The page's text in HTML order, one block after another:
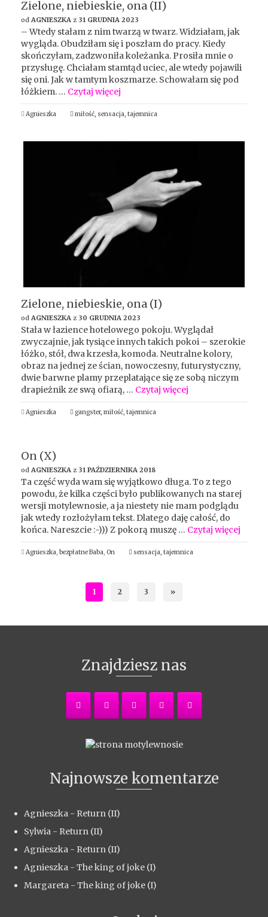
Zielone, niebieskie, ona (II)
od AGNIESZKA z 31 GRUDNIA 2023
– Wtedy stałam z nim twarzą w twarz. Widziałam, jak
wygląda. Obudziłam się i poszłam do pracy. Kiedy
skończyłam, zadzwoniła koleżanka. Prosiła mnie o
przysługę. Chciałam stamtąd uciec, ale wtedy pojawili
się oni. Jak w tamtym koszmarze. Schowałam się pod
łóżkiem. … Czytaj więcej
Agnieszka miłość, sensacja, tajemnica
Zielone, niebieskie, ona (I)
od AGNIESZKA z 30 GRUDNIA 2023
Stała w łazience hotelowego pokoju. Wyglądał
zwyczajnie, jak tysiące innych takich pokoi – szerokie
łóżko, stół, dwa krzesła, komoda. Neutralne kolory,
obraz na jednej ze ścian, nowoczesny, futurystyczny,
dwie barwne plamy przeplatające się ze sobą niczym
drapieżnik ze swą ofiarą, … Czytaj więcej
Agnieszka gangster, miłość, tajemnica
On (X)
od AGNIESZKA z 31 PAŹDZIERNIKA 2018
Ta część wyda wam się wyjątkowo długa. To z tego
powodu, że kilka części było publikowanych na starej
wersji motylewnosie, a ja niestety nie mam podglądu
jak wtedy rozłożyłam tekst. Dlatego daję całość, do
końca. Nareszcie :-))) Z pokorą muszę … Czytaj więcej
Agnieszka, bezpłatne Baba, On sensacja, tajemnica
1 2 3 »
Znajdziesz nas
Najnowsze komentarze
Agnieszka - Return (II)
Sylwia - Return (II)
Agnieszka - Return (II)
Agnieszka - The king of joke (I)
Margareta - The king of joke (I)